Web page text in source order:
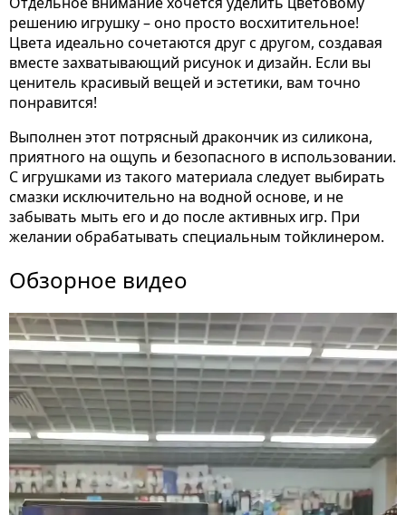
решению игрушку – оно просто восхитительное!
Цвета идеально сочетаются друг с другом, создавая
вместе захватывающий рисунок и дизайн. Если вы
ценитель красивый вещей и эстетики, вам точно
понравится!
Выполнен этот потрясный дракончик из силикона,
приятного на ощупь и безопасного в использовании.
С игрушками из такого материала следует выбирать
смазки исключительно на водной основе, и не
забывать мыть его и до после активных игр. При
желании обрабатывать специальным тойклинером.
Обзорное видео